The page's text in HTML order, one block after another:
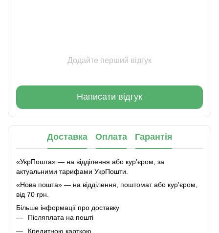
Додайте перший відгук
Написати відгук
Доставка Оплата Гарантія
«УкрПошта» — на відділення або курʼєром, за
актуальними тарифами УкрПошти.
«Нова пошта» — на відділення, поштомат або курʼєром,
від 70 грн.
Більше інформації про доставку
Післяплата на пошті
Кредитною карткою